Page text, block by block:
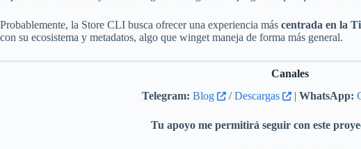
Probablemente, la Store CLI busca ofrecer una experiencia más centrada en la
con su ecosistema y metadatos, algo que winget maneja de forma más general.
Canales
Telegram: Blog /Descargas | WhatsApp:
Tu apoyo me permitirá seguir con este